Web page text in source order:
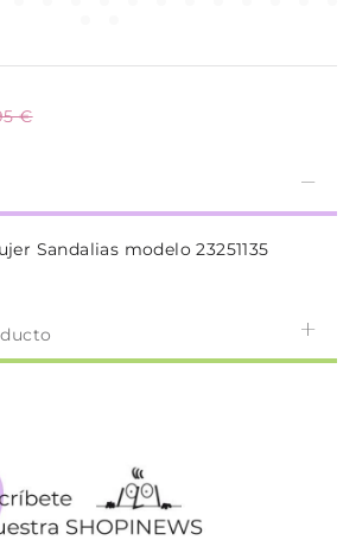
€
Sandalias modelo 23251135